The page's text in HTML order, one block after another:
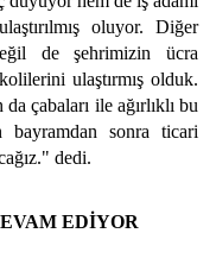
oluyor. Diğer
de şehrimizin ücra
ulaştırmış olduk.
çabaları ile ağırlıklı bu
bayramdan sonra ticari
dedi.
EDİYOR